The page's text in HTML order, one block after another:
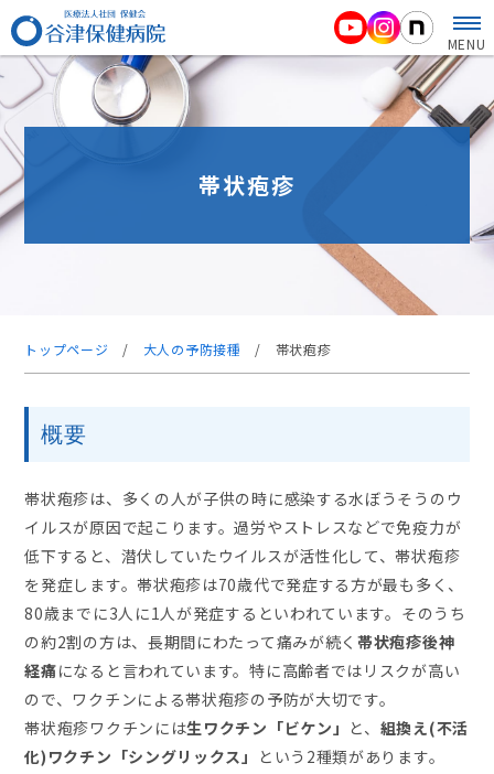
MENU
帯状疱疹
トップページ / 大人の予防接種 / 帯状疱疹
概要
帯状疱疹は、多くの人が子供の時に感染する水ぼうそうのウ
イルスが原因で起こります。過労やストレスなどで免疫力が
低下すると、潜伏していたウイルスが活性化して、帯状疱疹
を発症します。帯状疱疹は70歳代で発症する方が最も多く、
80歳までに3人に1人が発症するといわれています。そのうち
の約2割の方は、長期間にわたって痛みが続く帯状疱疹後神
経痛になると言われています。特に高齢者ではリスクが高い
ので、ワクチンによる帯状疱疹の予防が大切です。
帯状疱疹ワクチンには生ワクチン「ビケン」 と、 組換え(不活
化)ワクチン「シングリックス」
という2種類があります。